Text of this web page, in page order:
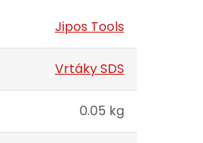
Jipos Tools
Vrtáky SDS
0.05 kg